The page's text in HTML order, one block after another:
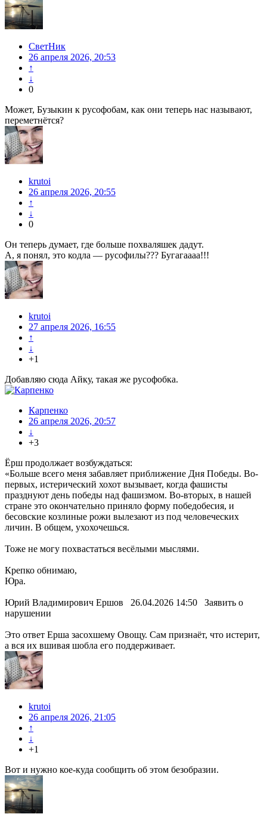
СветНик
26 апреля 2026, 20:53
↑
↓
0
Может, Бузыкин к русофобам, как они теперь нас называют,
переметнётся?
krutoi
26 апреля 2026, 20:55
↑
↓
0
Он теперь думает, где больше похваляшек дадут.
А, я понял, это кодла — русофилы??? Бугагаааа!!!
krutoi
27 апреля 2026, 16:55
↑
↓
+1
Добавляю сюда Айку, такая же русофобка.
Карпенко
26 апреля 2026, 20:57
↓
+3
Ёрш продолжает возбуждаться:
«Больше всего меня забавляет приближение Дня Победы. Во-
первых, истерический хохот вызывает, когда фашисты
празднуют день победы над фашизмом. Во-вторых, в нашей
стране это окончательно приняло форму победобесия, и
бесовские козлиные рожи вылезают из под человеческих
личин. В общем, ухохочешься.
Тоже не могу похвастаться весёлыми мыслями.
Крепко обнимаю,
Юра.
Юрий Владимирович Ершов 26.04.2026 14:50 Заявить о
нарушении
Это ответ Ерша засохшему Овощу. Сам признаёт, что истерит,
а вся их вшивая шобла его поддерживает.
krutoi
26 апреля 2026, 21:05
↑
↓
+1
Вот и нужно кое-куда сообщить об этом безобразии.